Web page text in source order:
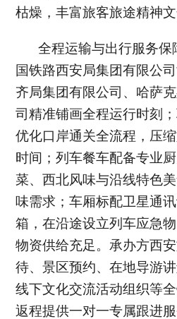
枯燥，丰富旅客旅途精神文
全程运输与出行服务保
国铁路西安局集团有限公
齐局集团有限公司、哈萨
司精准铺画全程运行时刻
优化口岸通关全流程，压
时间；列车餐车配备专业
菜、西北风味与沿线特色
味需求；车厢标配卫星通
箱，在沿途设立列车应急
物资供给充足。承办方西
待、景区预约、在地导游
线下文化交流活动组织等
返程提供一对一专属跟进